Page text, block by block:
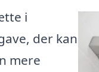
i
der kan
mere